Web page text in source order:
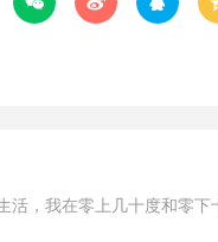
活，我在零上几十度和零